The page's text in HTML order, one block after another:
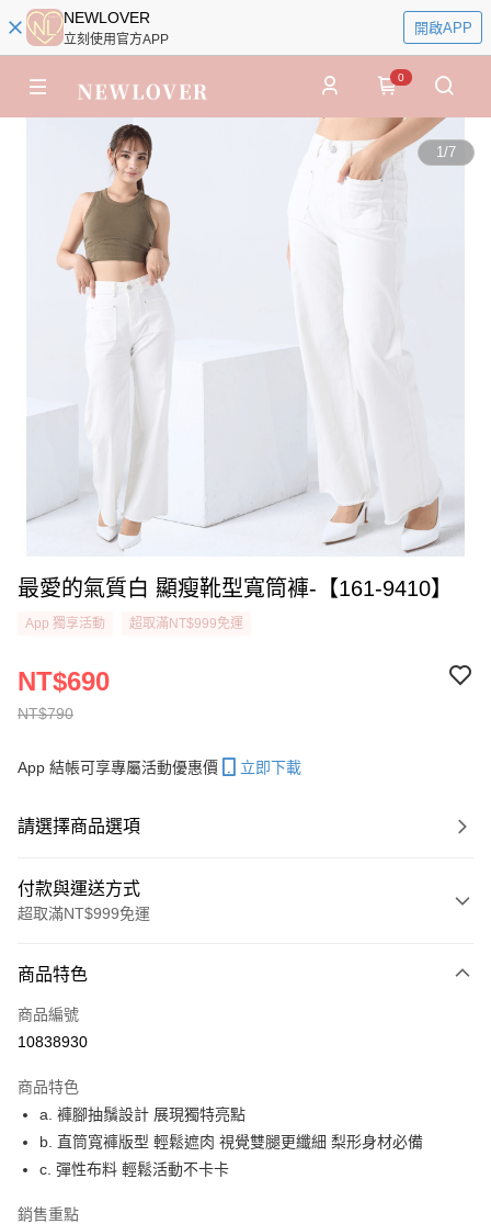
NEWLOVER
立刻使用官方APP
開啟APP
0
1/7
最愛的氣質白 顯瘦靴型寬筒褲-【161-9410】
App 獨享活動 超取滿NT$999免運
NT$790
NT$690
App 結帳可享專屬活動優惠價 立即下載
請選擇商品選項
付款與運送方式
超取滿NT$999免運
信用卡一次付款
超商取貨付款
ATM付款
貨到付款
運送方式
商品特色
商品編號
10838930
商品特色
a. 褲腳抽鬚設計 展現獨特亮點
b. 直筒寬褲版型 輕鬆遮肉 視覺雙腿更纖細 梨形身材必備
c. 彈性布料 輕鬆活動不卡卡
銷售重點